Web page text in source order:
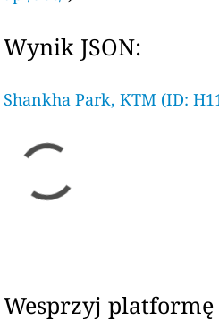
Wynik JSON:
Shankha Park, KTM (ID:
Wesprzyj platformę